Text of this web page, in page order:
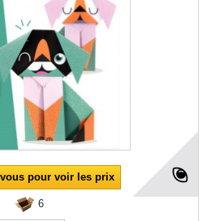
pour voir les prix
6